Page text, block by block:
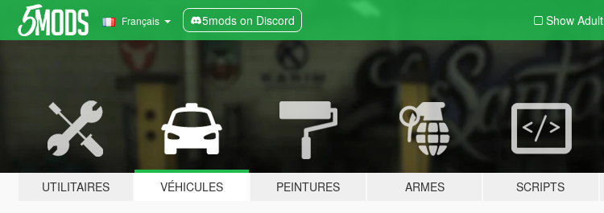
Français 5mods on Discord Show Adult
UTILITAIRES VÉHICULES PEINTURES ARMES SCRIPTS